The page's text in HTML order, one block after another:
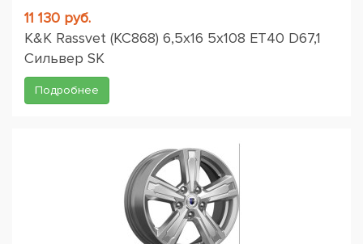
11 130 руб.
K&K Rassvet (КС868) 6,5x16 5x108 ET40 D67,1
Сильвер SK
Подробнее